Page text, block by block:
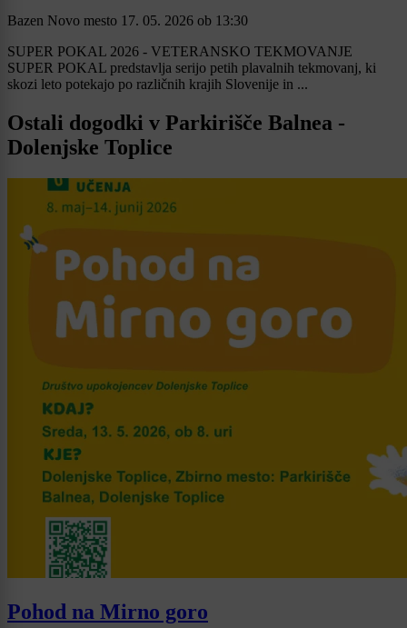
Bazen Novo mesto 17. 05. 2026 ob 13:30
SUPER POKAL 2026 - VETERANSKO TEKMOVANJE
SUPER POKAL predstavlja serijo petih plavalnih tekmovanj, ki
skozi leto potekajo po različnih krajih Slovenije in ...
Ostali dogodki v Parkirišče Balnea -
Dolenjske Toplice
Pohod na Mirno goro